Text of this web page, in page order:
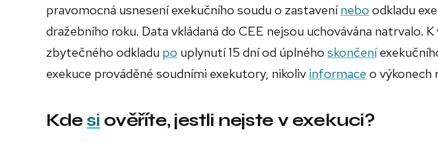
pravomocná usnesení exekučního soudu o zastavenínebo odkladu
dražebního roku. Data vkládaná do CEE nejsou uchovávána natrvalo.
zbytečného odkladu po uplynutí 15 dní od úplného skončení
exekuce prováděné soudními exekutory, nikoliv informace o výkonech
Kdesi ověříte, jestli nejste v exekuci?